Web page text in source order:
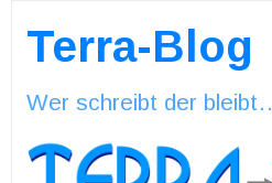
Terra-Blog
Wer schreibt der